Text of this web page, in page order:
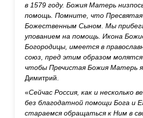
в 1579 году. Божия Матерь
помощь. Помните, что Пресвятая
Божественным Сыном. Мы
упованием на помощь. Икона
Богородицы, имеется в
союз, пред этим образом
чтобы Пречистая Божия Матерь
Димитрий.
«Сейчас Россия, как и несколько
без благодатной помощи Бога и
стараемся обращаться к Ним в